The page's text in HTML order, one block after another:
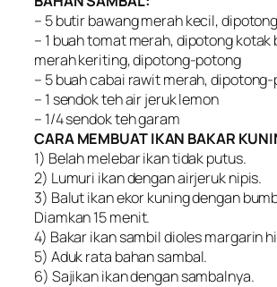
– 5 butir bawang merah kecil,
– 1 buah tomat merah, dipotong kotak
merah keriting, dipotong-potong
– 5 buah cabai rawit merah,
– 1 sendok teh air jeruk lemon
– 1/4 sendok teh garam
CARA MEMBUAT IKAN BAKAR
1) Belah melebar ikan tidak putus.
2) Lumuri ikan dengan airjeruk nipis.
3) Balut ikan ekor kuning dengan
Diamkan 15 menit.
4) Bakar ikan sambil dioles margarin
5) Aduk rata bahan sambal.
6) Sajikan ikan dengan sambalnya.